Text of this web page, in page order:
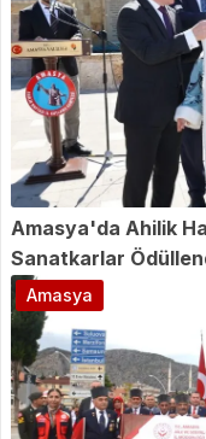
Amasya'da Ahilik
Sanatkarlar
Amasya